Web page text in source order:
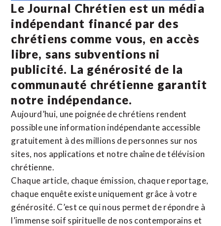
Le Journal Chrétien est un média
indépendant financé par des
chrétiens comme vous, en accès
libre, sans subventions ni
publicité. La générosité de la
communauté chrétienne garantit
notre indépendance.
Aujourd’hui, une poignée de chrétiens rendent
possible une information indépendante accessible
gratuitement à des millions de personnes sur nos
sites, nos applications et notre chaîne de télévision
chrétienne.
Chaque article, chaque émission, chaque reportage,
chaque enquête existe uniquement grâce à votre
générosité. C’est ce qui nous permet de répondre à
l’immense soif spirituelle de nos contemporains et